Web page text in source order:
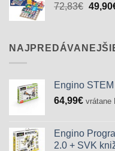
72,83€ 49,90
Engino
64,99€ vrátane
Engino
2.0 + SVK